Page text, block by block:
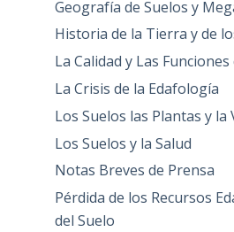
Geografía de Suelos y
Historia de la Tierra y de
La Calidad y Las
La Crisis de la Edafología
Los Suelos las Plantas y la
Los Suelos y la Salud
Notas Breves de Prensa
Pérdida de los Recursos
del Suelo